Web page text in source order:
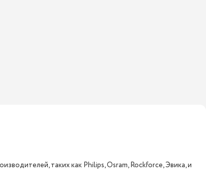
таких как Philips, Osram, Rockforce, Эвика, и